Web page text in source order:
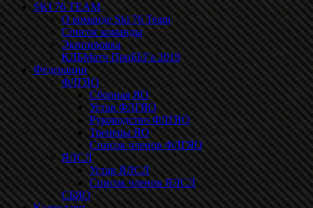
SKI 76 TEAM
О команде Ski 76 Team
Список команды
Экипировка
КЛБМатч ПроБЕГа 2019
Федерации
ФЛГЯО
Сборная ЯО
Устав ФЛГЯО
Руководство ФЛГЯО
Тренеры ЯО
Список членов ФЛГЯО
ЯЛСЛ
Устав ЯЛСЛ
Список членов ЯЛСЛ
СБЯО